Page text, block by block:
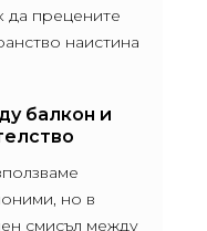
да прецените
наистина
балкон и
но в
смисъл между